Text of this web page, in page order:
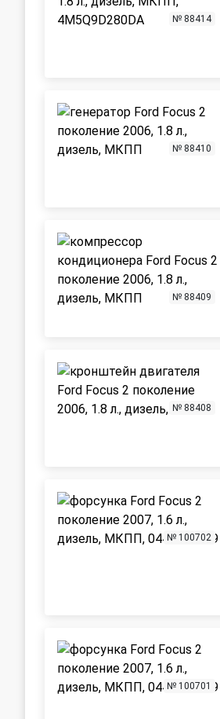
№ 88414
№ 88410
№ 88409
№ 88408
№ 100702
№ 100701